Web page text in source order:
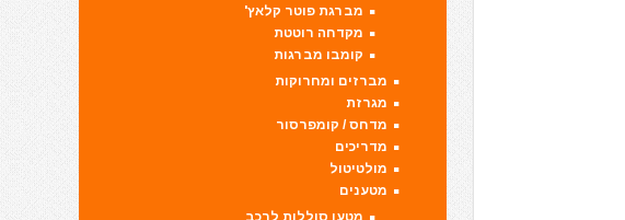
מברגת פוטר קלאץ'
מקדחה רוטטת
קומבו מברגות
מברזים ומחרוקות
מגרזת
מדחס / קומפרסור
מדריכים
מולטיטול
מטענים
מטען סוללות לרכב